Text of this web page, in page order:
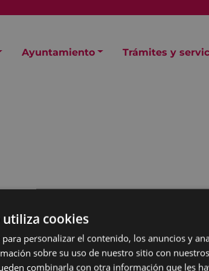
Ayuntamiento Trámites y
utiliza cookies
personalizar el contenido, los anuncios y
sobre su uso de nuestro sitio con
combinarla con otra información que les